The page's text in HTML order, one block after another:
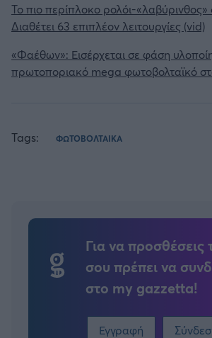
Το πιο περίπλοκο ρολόι-
Διαθέτει 63 επιπλέον λειτουργίες (vid)
«Φαέθων»: Εισέρχεται σε φάση
πρωτοποριακό mega φωτοβολταϊκό
Tags: ΦΩΤΟΒΟΛΤΑΙΚΑ
Για να προσθέσεις
σου πρέπει να
στο my gazzetta!
Εγγραφή